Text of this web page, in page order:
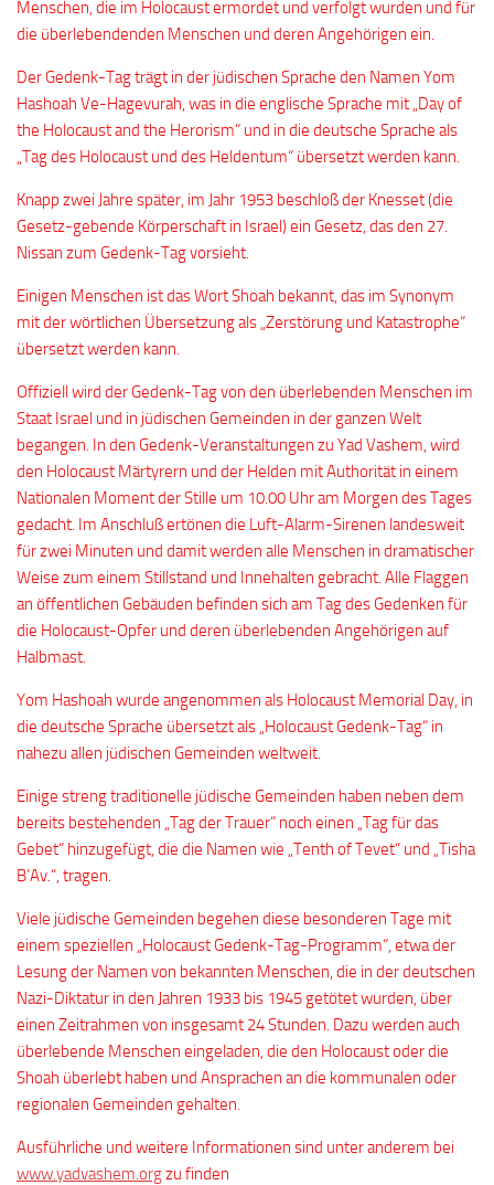
Menschen, die im Holocaust ermordet und verfolgt wurden und für
die überlebendenden Menschen und deren Angehörigen ein.
Der Gedenk-Tag trägt in der jüdischen Sprache den Namen Yom
Hashoah Ve-Hagevurah, was in die englische Sprache mit „Day of
the Holocaust and the Herorism“ und in die deutsche Sprache als
„Tag des Holocaust und des Heldentum“ übersetzt werden kann.
Knapp zwei Jahre später, im Jahr 1953 beschloß der Knesset (die
Gesetz-gebende Körperschaft in Israel) ein Gesetz, das den 27.
Nissan zum Gedenk-Tag vorsieht.
Einigen Menschen ist das Wort Shoah bekannt, das im Synonym
mit der wörtlichen Übersetzung als „Zerstörung und Katastrophe“
übersetzt werden kann.
Offiziell wird der Gedenk-Tag von den überlebenden Menschen im
Staat Israel und in jüdischen Gemeinden in der ganzen Welt
begangen. In den Gedenk-Veranstaltungen zu Yad Vashem, wird
den Holocaust Märtyrern und der Helden mit Authorität in einem
Nationalen Moment der Stille um 10.00 Uhr am Morgen des Tages
gedacht. Im Anschluß ertönen die Luft-Alarm-Sirenen landesweit
für zwei Minuten und damit werden alle Menschen in dramatischer
Weise zum einem Stillstand und Innehalten gebracht. Alle Flaggen
an öffentlichen Gebäuden befinden sich am Tag des Gedenken für
die Holocaust-Opfer und deren überlebenden Angehörigen auf
Halbmast.
Yom Hashoah wurde angenommen als Holocaust Memorial Day, in
die deutsche Sprache übersetzt als „Holocaust Gedenk-Tag“ in
nahezu allen jüdischen Gemeinden weltweit.
Einige streng traditionelle jüdische Gemeinden haben neben dem
bereits bestehenden „Tag der Trauer“ noch einen „Tag für das
Gebet“ hinzugefügt, die die Namen wie „Tenth of Tevet“ und „Tisha
B’Av.“, tragen.
Viele jüdische Gemeinden begehen diese besonderen Tage mit
einem speziellen „Holocaust Gedenk-Tag-Programm“, etwa der
Lesung der Namen von bekannten Menschen, die in der deutschen
Nazi-Diktatur in den Jahren 1933 bis 1945 getötet wurden, über
einen Zeitrahmen von insgesamt 24 Stunden. Dazu werden auch
überlebende Menschen eingeladen, die den Holocaust oder die
Shoah überlebt haben und Ansprachen an die kommunalen oder
regionalen Gemeinden gehalten.
Ausführliche und weitere Informationen sind unter anderem bei
www.yadvashem.orgzu finden